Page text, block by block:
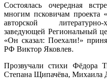
Состоялась очередная
многим псковичам проекта
авторской
заведующей Региональный
«Он сказал: Поехали!»
РФ Виктор Яковлев.
Прозвучали стихи Фёдора
Степана Щипачёва, Михаила